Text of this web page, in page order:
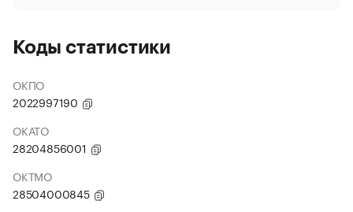
Коды статистики
ОКПО
2022997190
ОКАТО
28204856001
ОКТМО
28504000845